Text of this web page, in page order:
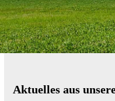
Aktuelles aus